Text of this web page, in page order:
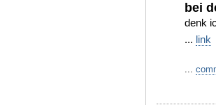
bei
denk
... link
...